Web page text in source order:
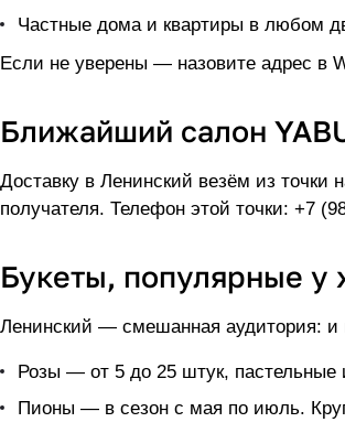
Частные дома и квартиры в любом
Если не уверены — назовите адрес в
Ближайший салон
Доставку в Ленинский везём из точки
получателя. Телефон этой точки: +7
Букеты, популярные у
Ленинский — смешанная аудитория: и
Розы — от 5 до 25 штук, пастельные
Пионы — в сезон с мая по июль.